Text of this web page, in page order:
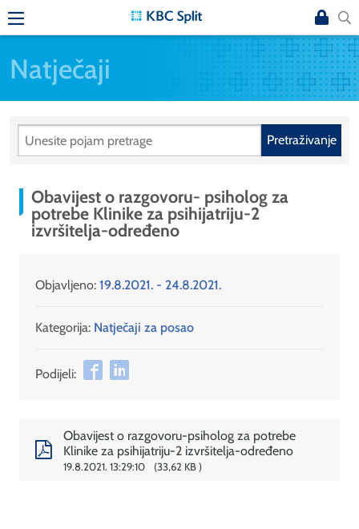
Natječaji
Pretraživanje
Obavijest o razgovoru- psiholog za
potrebe Klinike za psihijatriju-2
izvršitelja-određeno
Objavljeno: 19.8.2021. - 24.8.2021.
Kategorija: Natječaji za posao
Podijeli:
Obavijest o razgovoru-psiholog za potrebe
Klinike za psihijatriju-2 izvršitelja-određeno
19.8.2021. 13:29:10 33,62 KB